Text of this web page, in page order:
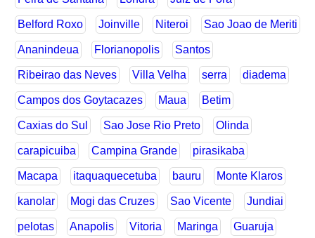
Belford Roxo Joinville Niteroi Sao Joao de Meriti
Ananindeua Florianopolis Santos
Ribeirao das Neves Villa Velha serra diadema
Campos dos Goytacazes Maua Betim
Caxias do Sul Sao Jose Rio Preto Olinda
carapicuiba Campina Grande pirasikaba
Macapa itaquaquecetuba bauru Monte Klaros
kanolar Mogi das Cruzes Sao Vicente Jundiai
pelotas Anapolis Vitoria Maringa Guaruja